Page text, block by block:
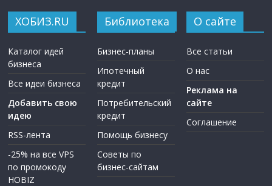
ХОБИЗ.RU
Каталог идей
бизнеса
Все идеи бизнеса
Добавить свою
идею
RSS-лента
-25% на все VPS
по промокоду
HOBIZ
Библиотека
Бизнес-планы
Ипотечный
кредит
Потребительский
кредит
Помощь бизнесу
Советы по
бизнес-сайтам
О сайте
Все статьи
О нас
Реклама на
сайте
Соглашение